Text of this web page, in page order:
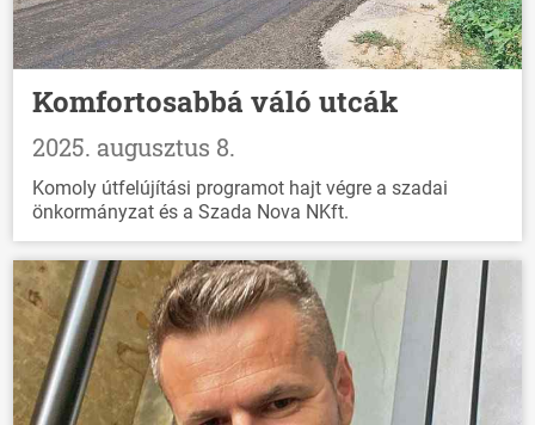
Komfortosabbá váló utcák
2025. augusztus 8.
Komoly útfelújítási programot hajt végre a szadai
önkormányzat és a Szada Nova NKft.